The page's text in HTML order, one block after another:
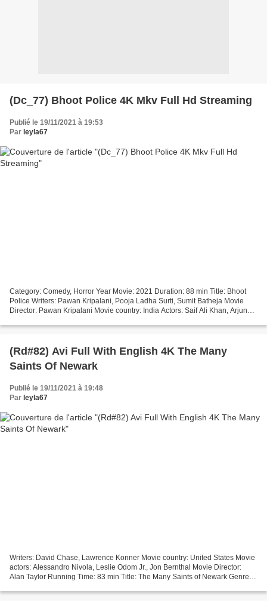
(Dc_77) Bhoot Police 4K Mkv Full Hd Streaming
Publié le 19/11/2021 à 19:53
Par leyla67
Category: Comedy, Horror Year Movie: 2021 Duration: 88 min Title: Bhoot
Police Writers: Pawan Kripalani, Pooja Ladha Surti, Sumit Batheja Movie
Director: Pawan Kripalani Movie country: India Actors: Saif Ali Khan, Arjun
(Rd#82) Avi Full With English 4K The Many
Saints Of Newark
Publié le 19/11/2021 à 19:48
Par leyla67
Writers: David Chase, Lawrence Konner Movie country: United States Movie
actors: Alessandro Nivola, Leslie Odom Jr., Jon Bernthal Movie Director:
Alan Taylor Running Time: 83 min Title: The Many Saints of Newark Genres: